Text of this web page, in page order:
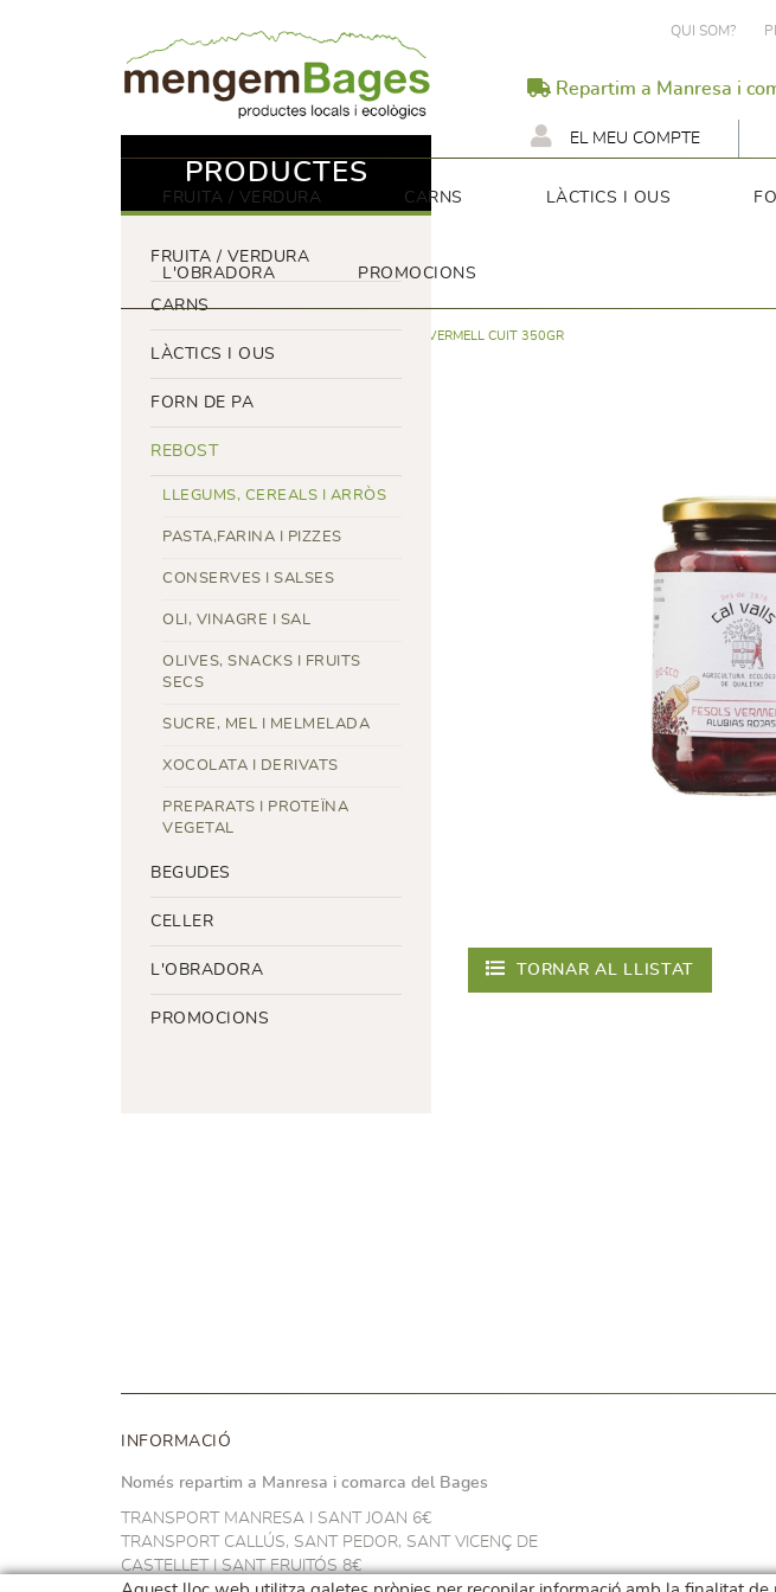
QUI SOM?
Repartim a Manresa i
EL MEU COMPTE
FRUITA / VERDURA CARNS LÀCTICS I OUS
L'OBRADORA PROMOCIONS
FESOL VERMELL CUIT 350GR
PRODUCTES
FRUITA / VERDURA
CARNS
LÀCTICS I OUS
FORN DE PA
REBOST
LLEGUMS, CEREALS I ARRÒS
PASTA,FARINA I PIZZES
CONSERVES I SALSES
OLI, VINAGRE I SAL
OLIVES, SNACKS I FRUITS
SECS
SUCRE, MEL I MELMELADA
XOCOLATA I DERIVATS
PREPARATS I PROTEÏNA
VEGETAL
BEGUDES
CELLER
L'OBRADORA
PROMOCIONS
TORNAR AL LLISTAT
INFORMACIÓ
Només repartim a Manresa i comarca del Bages
TRANSPORT MANRESA I SANT JOAN 6€
TRANSPORT CALLÚS, SANT PEDOR, SANT VICENÇ DE
CASTELLET I SANT FRUITÓS 8€